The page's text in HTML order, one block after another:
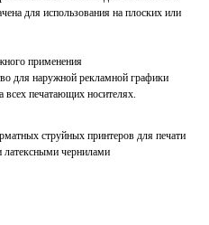
для использования на плоских или
применения
для наружной рекламной графики
всех печатающих носителях.
струйных принтеров для печати
чернилами